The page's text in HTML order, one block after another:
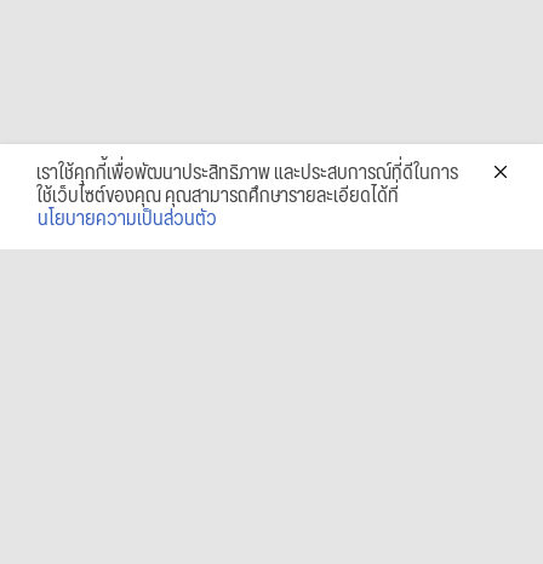
เราใช้คุกกี้เพื่อพัฒนาประสิทธิภาพ และประสบการณ์ที่ดีในการ
ใช้เว็บไซต์ของคุณ คุณสามารถศึกษารายละเอียดได้ที่
นโยบายความเป็นส่วนตัว